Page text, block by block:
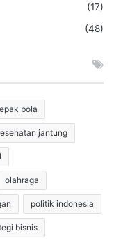
(17)
(48)
bola
jantung
olahraga
politik indonesia
bisnis